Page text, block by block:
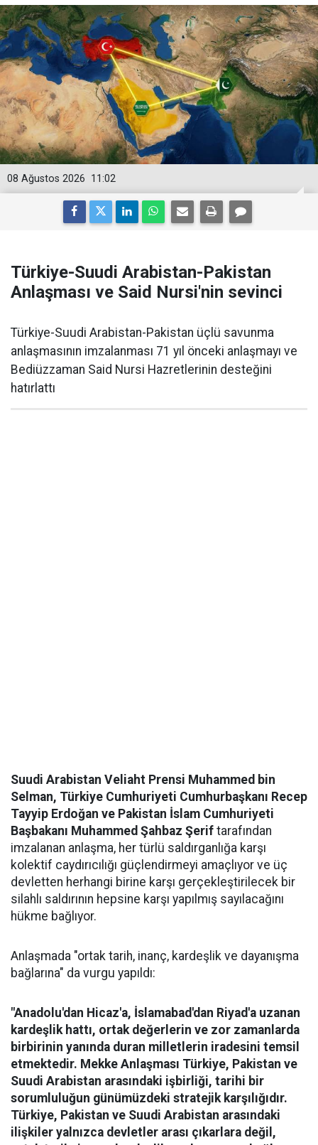
11:02
08 Ağustos 2026
Türkiye-Suudi Arabistan-Pakistan
Anlaşması ve Said Nursi'nin sevinci
Türkiye-Suudi Arabistan-Pakistan üçlü savunma
anlaşmasının imzalanması 71 yıl önceki anlaşmayı ve
Bediüzzaman Said Nursi Hazretlerinin desteğini
hatırlattı
Suudi Arabistan Veliaht Prensi Muhammed bin
Selman, Türkiye Cumhuriyeti Cumhurbaşkanı Recep
Tayyip Erdoğan ve Pakistan İslam Cumhuriyeti
Başbakanı Muhammed Şahbaz Şerif tarafından
imzalanan anlaşma, her türlü saldırganlığa karşı
kolektif caydırıcılığı güçlendirmeyi amaçlıyor ve üç
devletten herhangi birine karşı gerçekleştirilecek bir
silahlı saldırının hepsine karşı yapılmış sayılacağını
hükme bağlıyor.
Anlaşmada "ortak tarih, inanç, kardeşlik ve dayanışma
bağlarına" da vurgu yapıldı:
"Anadolu'dan Hicaz'a, İslamabad'dan Riyad'a uzanan
kardeşlik hattı, ortak değerlerin ve zor zamanlarda
birbirinin yanında duran milletlerin iradesini temsil
etmektedir. Mekke Anlaşması Türkiye, Pakistan ve
Suudi Arabistan arasındaki işbirliği, tarihi bir
sorumluluğun günümüzdeki stratejik karşılığıdır.
Türkiye, Pakistan ve Suudi Arabistan arasındaki
ilişkiler yalnızca devletler arası çıkarlara değil,